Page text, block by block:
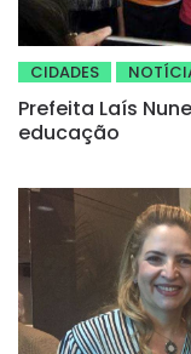
CIDADES
Prefeita Laís
educação